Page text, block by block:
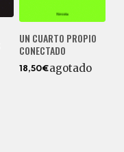
UN CUARTO PROPIO
CONECTADO
18,50€agotado